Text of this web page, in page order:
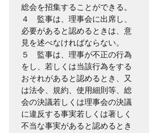
総会を招集することができる。
４　監事は、理事会に出席し、
必要があると認めるときは、意
見を述べなければならない。
５　監事は、理事が不正の行為
をし、若しくは当該行為をする
おそれがあると認めるとき、又
は法令、規約、使用細則等、総
会の決議若しくは理事会の決議
に違反する事実若しくは著しく
不当な事実があると認めるとき